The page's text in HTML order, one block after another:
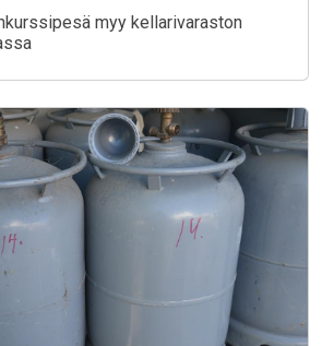
myy kellarivaraston